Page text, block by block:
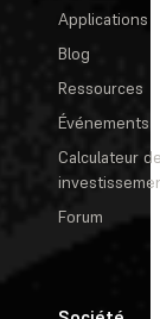
Applications
Blog
Ressources
Événements
Calculateur
Forum